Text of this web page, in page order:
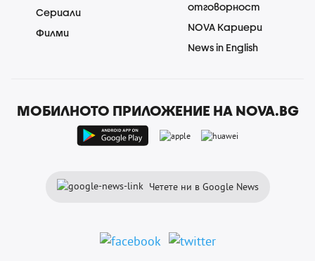
Сериали
Филми
отговорност
NOVA Кариери
News in English
МОБИЛНОТО ПРИЛОЖЕНИЕ НА NOVA.BG
Четете ни в Google News